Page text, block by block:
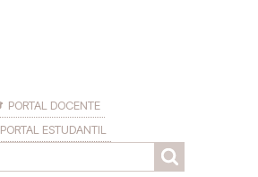
PORTAL DOCENTE
PORTAL ESTUDANTIL